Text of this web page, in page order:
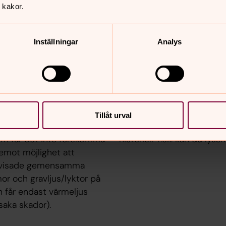
Inställningar Analys
Tillåt urval
är belägen på den plats
är en gravplats utan
för skötseln.
får det inte förekomma
möjlighet att
gemensamma
och gravljus/lyktor på
får endast värmeljus
skador).
Lyssna, lär
Under mer än tusen år
om och kring våra
från Svenska kyrkan i
historier. T.ex. kan du